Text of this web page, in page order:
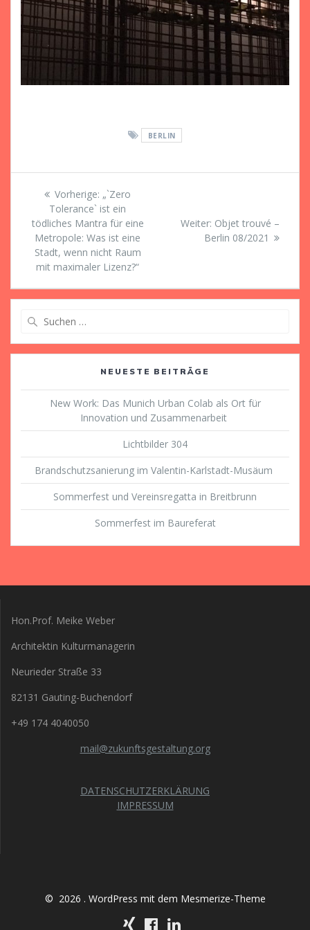
BERLIN
Beitragsnavigation
Vorherige:
Vorheriger
Beitrag:
„`Zero
Tolerance` ist ein
tödliches Mantra für eine
Metropole: Was ist eine
Stadt, wenn nicht Raum
mit maximaler Lizenz?“
Weiter: Nächster
Beitrag:
Objet trouvé –
Berlin 08/2021
NEUESTE BEITRÄGE
New Work: Das Munich Urban Colab als Ort für
Innovation und Zusammenarbeit
Lichtbilder 304
Brandschutzsanierung im Valentin-Karlstadt-Musäum
Sommerfest und Vereinsregatta in Breitbrunn
Sommerfest im Baureferat
Hon.Prof. Meike Weber
Architektin Kulturmanagerin
Neurieder Straße 33
82131 Gauting-Buchendorf
+49 174 4040050
mail@zukunftsgestaltung.org
DATENSCHUTZERKLÄRUNG
IMPRESSUM
© 2026 . WordPress mit dem Mesmerize-Theme